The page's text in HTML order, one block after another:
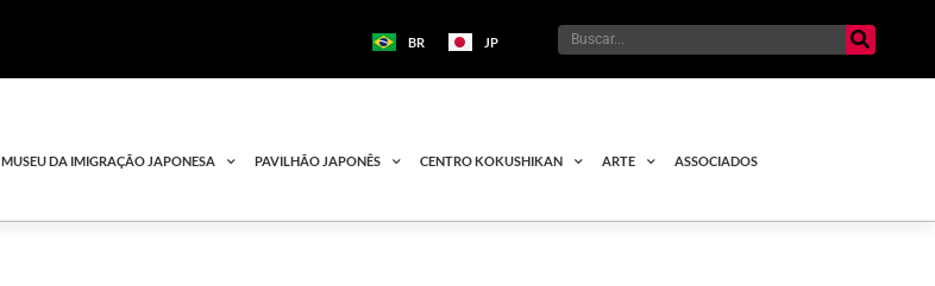
BR JP
MUSEU DA IMIGRAÇÃO JAPONESA PAVILHÃO JAPONÊS CENTRO KOKUSHIKAN ARTE ASSOCIADOS